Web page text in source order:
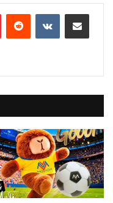
PinterestReddit VKontakteCompartir vía Mail